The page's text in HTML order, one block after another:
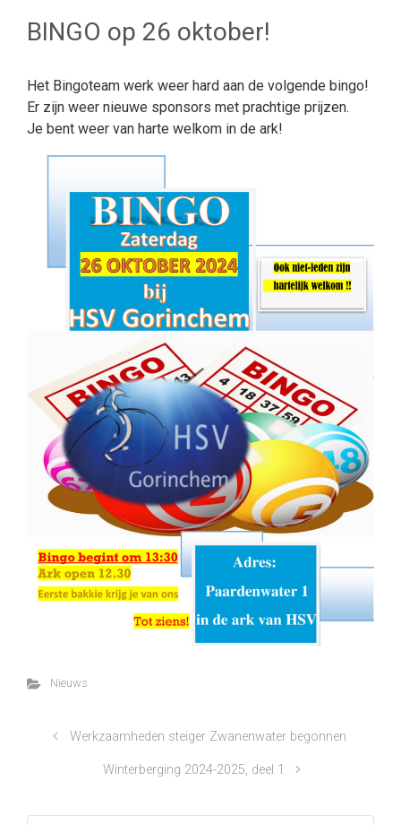
BINGO op 26 oktober!
Het Bingoteam werk weer hard aan de volgende bingo!
Er zijn weer nieuwe sponsors met prachtige prijzen.
Je bent weer van harte welkom in de ark!
Nieuws
Werkzaamheden steiger Zwanenwater begonnen
Winterberging 2024-2025, deel 1